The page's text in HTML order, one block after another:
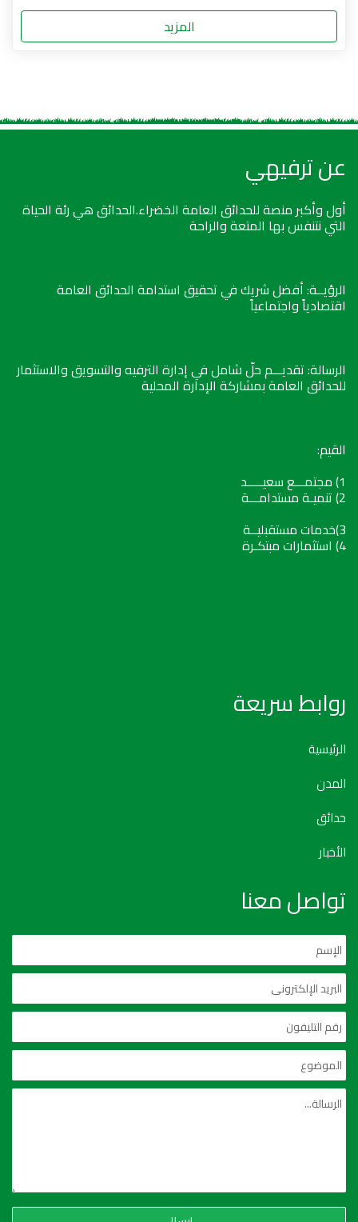
المزيد
عن ترفيهي
أول وأكبر منصة للحدائق العامة الخضراء.الحدائق هي رئة الحياة
التي نتنفس بها المتعة والراحة
الرؤيــة: أفضل شريك في تحقيق استدامة الحدائق العامة
اقتصادياً واجتماعياً
الرسالة: تقديـــم حلّ شامل في إدارة الترفيه والتسويق والاستثمار
للحدائق العامة بمشاركة الإدارة المحلية
القيم:
1) مجتمـــع سعيـــــد
2) تنميـة مستدامـــة
3)خدمات مستقبليــة
4) استثمارات مبتكـرة
روابط سريعة
الرئيسية
المدن
حدائق
الأخبار
تواصل معنا